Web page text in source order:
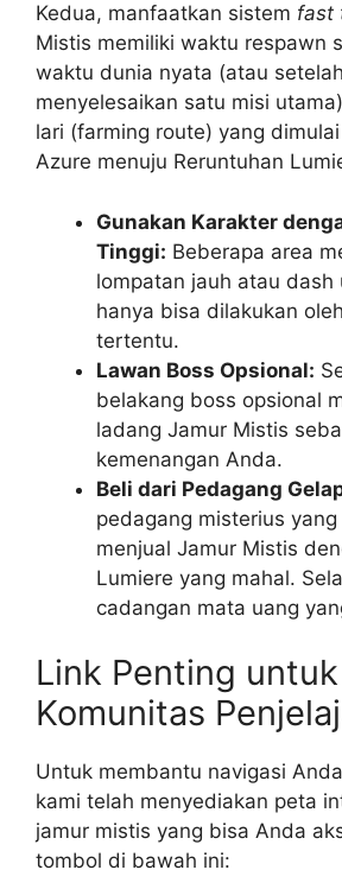
Kedua, manfaatkan sistem fast
Mistis memiliki waktu respawn
waktu dunia nyata (atau
menyelesaikan satu misi
lari (farming route) yang
Azure menuju Reruntuhan
Gunakan Karakter
Tinggi: Beberapa area
lompatan jauh atau dash
hanya bisa dilakukan
tertentu.
Lawan Boss Opsional:
belakang boss opsional
ladang Jamur Mistis
kemenangan Anda.
Beli dari Pedagang
pedagang misterius
menjual Jamur Mistis
Lumiere yang mahal.
cadangan mata uang
Link Penting untuk
Komunitas
Untuk membantu navigasi
kami telah menyediakan peta
jamur mistis yang bisa Anda
tombol di bawah ini: